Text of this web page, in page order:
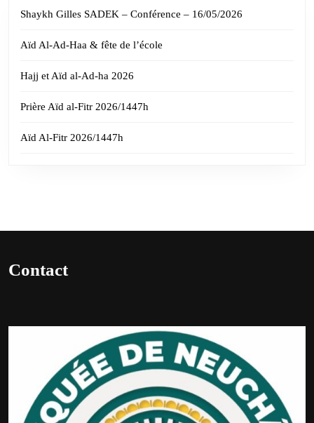
Shaykh Gilles SADEK – Conférence – 16/05/2026
Aïd Al-Ad-Haa & fête de l’école
Hajj et Aïd al-Ad-ha 2026
Prière Aïd al-Fitr 2026/1447h
Aïd Al-Fitr 2026/1447h
Contact